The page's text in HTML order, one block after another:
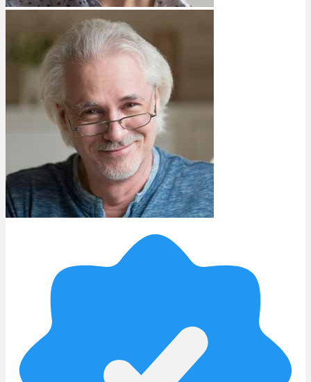
Services
Ärzte Service
Rezept Service
Apotheken Service
Lieferung
Erfahrungen